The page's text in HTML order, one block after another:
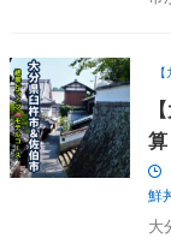
算
鮮
大